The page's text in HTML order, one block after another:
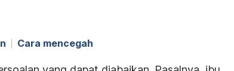
Cara mencegah